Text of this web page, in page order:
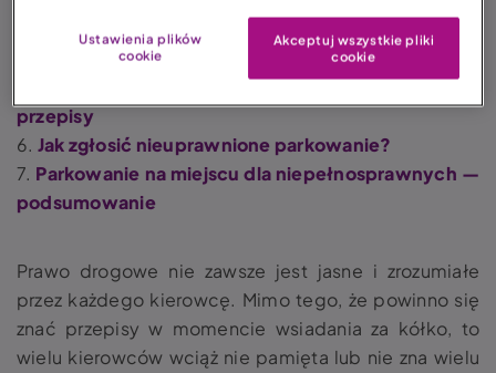
Jak oznaczone są miejsca dla
niepełnosprawnych?
Parkowanie na miejscu dla niepełnosprawnych –
przepisy
6. Jak zgłosić nieuprawnione parkowanie?
7. Parkowanie na miejscu dla niepełnosprawnych —
podsumowanie
Prawo drogowe nie zawsze jest jasne i zrozumiałe
przez każdego kierowcę. Mimo tego, że powinno się
znać przepisy w momencie wsiadania za kółko, to
wielu kierowców wciąż nie pamięta lub nie zna wielu
Ustawienia plików
cookie
Akceptuj wszystkie pliki
cookie